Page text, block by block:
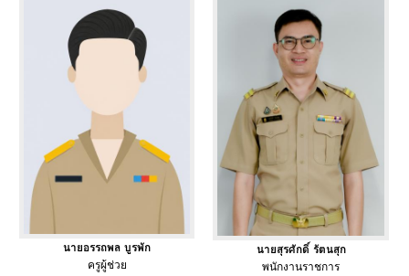
นายอรรถพล บูรพัก
ครูผู้ช่วย
นายสุรศักดิ์ รัตนสุก
พนักงานราชการ